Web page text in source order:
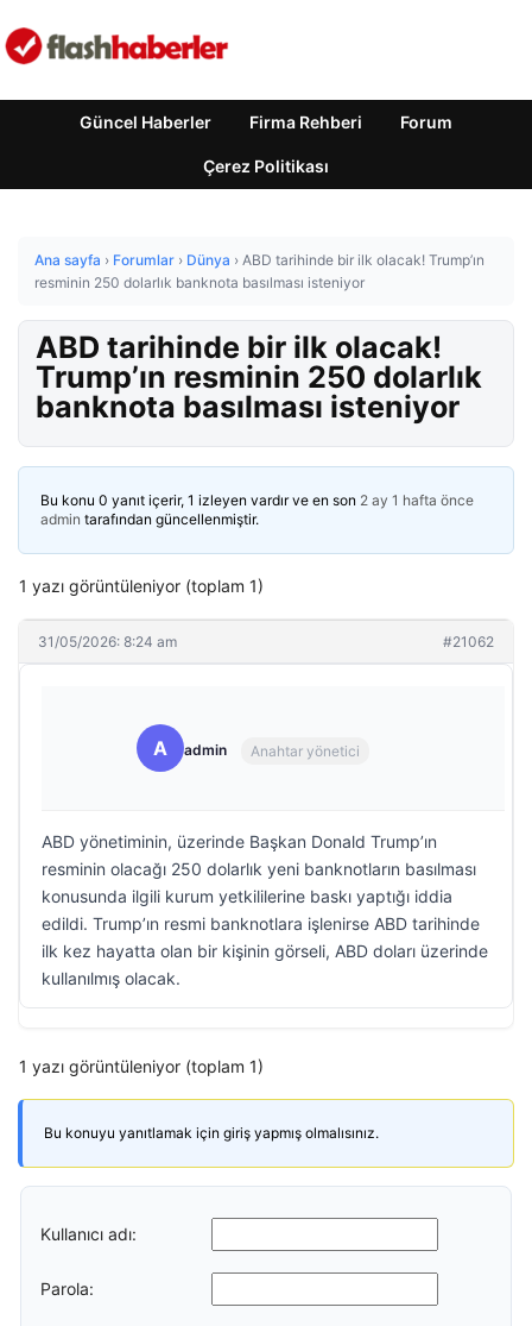
Güncel Haberler Firma Rehberi Forum
Çerez Politikası
Ana sayfa › Forumlar › Dünya › ABD tarihinde bir ilk olacak! Trump’ın
resminin 250 dolarlık banknota basılması isteniyor
ABD tarihinde bir ilk olacak!
Trump’ın resminin 250 dolarlık
banknota basılması isteniyor
Bu konu 0 yanıt içerir, 1 izleyen vardır ve en son 2 ay 1 hafta önce
admin tarafından güncellenmiştir.
1 yazı görüntüleniyor (toplam 1)
31/05/2026: 8:24 am #21062
A admin Anahtar yönetici
ABD yönetiminin, üzerinde Başkan Donald Trump’ın
resminin olacağı 250 dolarlık yeni banknotların basılması
konusunda ilgili kurum yetkililerine baskı yaptığı iddia
edildi. Trump’ın resmi banknotlara işlenirse ABD tarihinde
ilk kez hayatta olan bir kişinin görseli, ABD doları üzerinde
kullanılmış olacak.
1 yazı görüntüleniyor (toplam 1)
Bu konuyu yanıtlamak için giriş yapmış olmalısınız.
Kullanıcı adı:
Parola: